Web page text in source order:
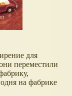
для
переместили
на фабрике